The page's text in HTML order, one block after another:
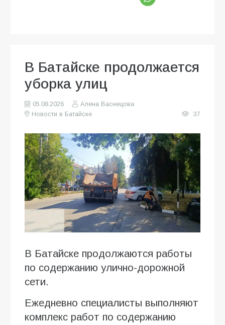
В Батайске продолжается
уборка улиц
05.08.2026
Алена Васнецова
Новости в Батайске
37
В Батайске продолжаются работы
по содержанию улично-дорожной
сети.
Ежедневно специалисты выполняют
комплекс работ по содержанию